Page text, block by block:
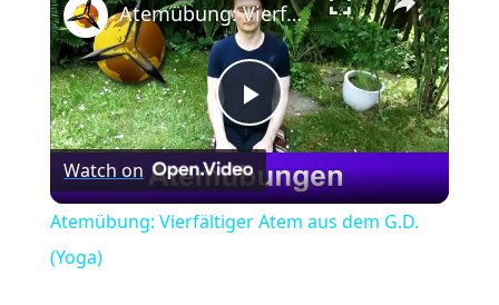
Play
Video
Atemübung: Vierfältiger Atem aus dem G.D. (Yoga)
Watch on
Atemübung: Vierfältiger Atem aus dem G.D.
(Yoga)